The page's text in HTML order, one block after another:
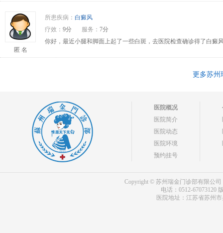
匿 名
所患疾病： 白癜风
疗效： 9分 服务： 7分
你好，最近小腿和脚面上起了一些白斑，去医院检查确诊得了白
更多苏州
医院概况
医院简介
医院动态
医院环境
预约挂号
Copyright © 苏州瑞金门诊部有限公司
电话：0512-67073120
医院地址：江苏省苏州